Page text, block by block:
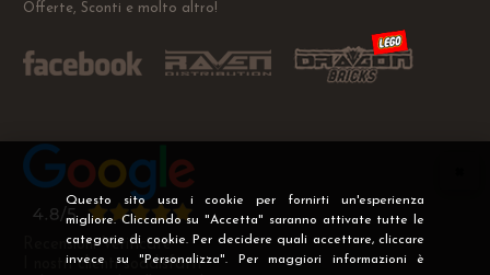
Questo sito usa i cookie per fornirti un'esperienza
migliore. Cliccando su "Accetta" saranno attivate tutte le
categorie di cookie. Per decidere quali accettare, cliccare
invece su "Personalizza". Per maggiori informazioni è
Offerte, Sconti e molto altro!
Recensioni Verificate
I nostri clienti soddisfatti